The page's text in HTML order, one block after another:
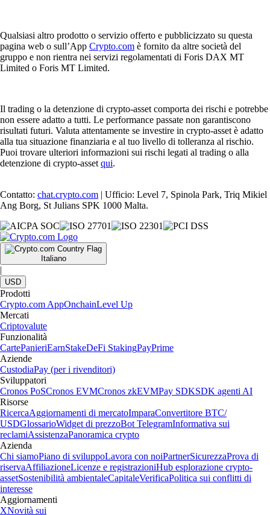
Qualsiasi altro prodotto o servizio offerto e pubblicizzato su questa
pagina web o sull’App Crypto.com è fornito da altre società del
gruppo e non rientra nei servizi regolamentati di Foris DAX MT
Limited o Foris MT Limited.
Il trading o la detenzione di crypto-asset comporta dei rischi e potrebbe
non essere adatto a tutti. Le performance passate non garantiscono
risultati futuri. Valuta attentamente se investire in crypto-asset è adatto
alla tua situazione finanziaria e al tuo livello di tolleranza al rischio.
Puoi trovare ulteriori informazioni sui rischi legati al trading o alla
detenzione di crypto-asset qui.
Contatto: chat.crypto.com | Ufficio: Level 7, Spinola Park, Triq Mikiel
Ang Borg, St Julians SPK 1000 Malta.
Italiano
|
USD
Prodotti
Crypto.com AppOnchainLevel Up
Mercati
Criptovalute
Funzionalità
CartePanieriEarnStakeDeFi StakingPayPrime
Aziende
CustodiaPay (per i rivenditori)
Sviluppatori
Cronos PoSCronos EVMCronos zkEVMPay SDKSDK agenti AI
Risorse
RicercaAggiornamenti di mercatoImparaConvertitore BTC/
USDGlossarioWidget di prezzoBot TelegramInformativa sui
reclamiAssistenzaPanoramica crypto
Azienda
Chi siamoPiano di sviluppoLavora con noiPartnerSicurezzaProva di
riservaAffiliazioneLicenze e registrazioniHub esplorazione crypto-
assetSostenibilità ambientaleCapitaleVerificaPolitica sui conflitti di
interesse
Aggiornamenti
XNovità sui